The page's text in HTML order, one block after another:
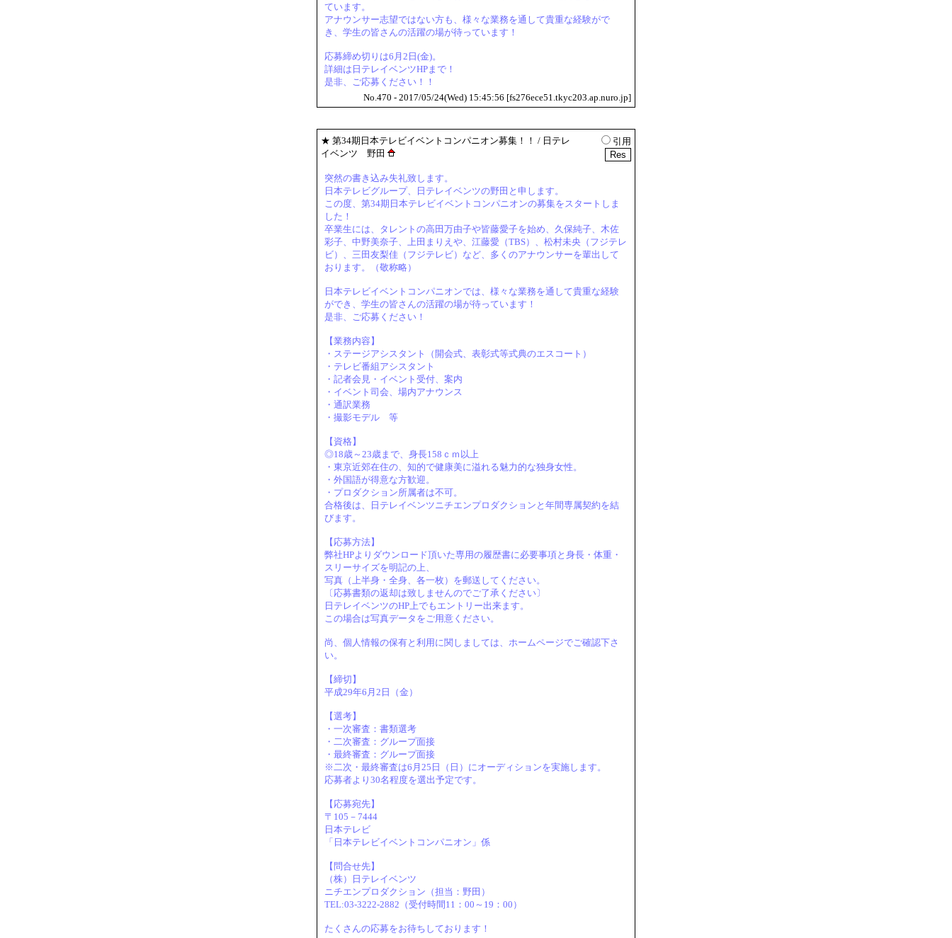
ています。
アナウンサー志望ではない方も、様々な業務を通して貴重な経験がで
き、学生の皆さんの活躍の場が待っています！
応募締め切りは6月2日(金)。
詳細は日テレイベンツHPまで！
是非、ご応募ください！！
No.470 - 2017/05/24(Wed) 15:45:56 [fs276ece51.tkyc203.ap.nuro.jp]
★ 第34期日本テレビイベントコンパニオン募集！！ / 日テレ
イベンツ 野田
引用
突然の書き込み失礼致します。
日本テレビグループ、日テレイベンツの野田と申します。
この度、第34期日本テレビイベントコンパニオンの募集をスタートしま
した！
卒業生には、タレントの高田万由子や皆藤愛子を始め、久保純子、木佐
彩子、中野美奈子、上田まりえや、江藤愛（TBS）、松村未央（フジテレ
ビ）、三田友梨佳（フジテレビ）など、多くのアナウンサーを輩出して
おります。（敬称略）
日本テレビイベントコンパニオンでは、様々な業務を通して貴重な経験
ができ、学生の皆さんの活躍の場が待っています！
是非、ご応募ください！
【業務内容】
・ステージアシスタント（開会式、表彰式等式典のエスコート）
・テレビ番組アシスタント
・記者会見・イベント受付、案内
・イベント司会、場内アナウンス
・通訳業務
・撮影モデル 等
【資格】
◎18歳～23歳まで、身長158ｃｍ以上
・東京近郊在住の、知的で健康美に溢れる魅力的な独身女性。
・外国語が得意な方歓迎。
・プロダクション所属者は不可。
合格後は、日テレイベンツニチエンプロダクションと年間専属契約を結
びます。
【応募方法】
弊社HPよりダウンロード頂いた専用の履歴書に必要事項と身長・体重・
スリーサイズを明記の上、
写真（上半身・全身、各一枚）を郵送してください。
〔応募書類の返却は致しませんのでご了承ください〕
日テレイベンツのHP上でもエントリー出来ます。
この場合は写真データをご用意ください。
尚、個人情報の保有と利用に関しましては、ホームページでご確認下さ
い。
【締切】
平成29年6月2日（金）
【選考】
・一次審査：書類選考
・二次審査：グループ面接
・最終審査：グループ面接
※二次・最終審査は6月25日（日）にオーディションを実施します。
応募者より30名程度を選出予定です。
【応募宛先】
〒105－7444
日本テレビ
「日本テレビイベントコンパニオン」係
【問合せ先】
（株）日テレイベンツ
ニチエンプロダクション（担当：野田）
TEL:03-3222-2882（受付時間11：00～19：00）
たくさんの応募をお待ちしております！